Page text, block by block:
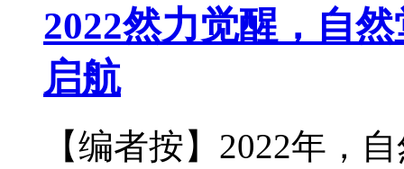
2022然力觉醒，自
启航
【编者按】2022年，